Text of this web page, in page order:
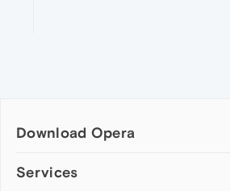
Download Opera
Computer browsers
Services